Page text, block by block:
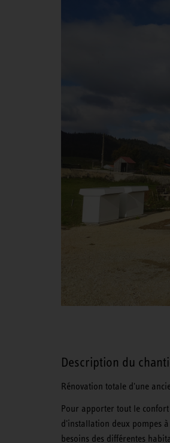
Description du
Rénovation totale d'une
Pour apporter tout le
d'installation deux pompes
besoins des différentes